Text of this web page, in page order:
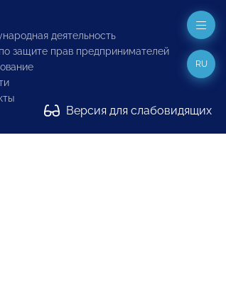
деятельность
защите прав предпринимателей
Версия для слабовидящих
RU